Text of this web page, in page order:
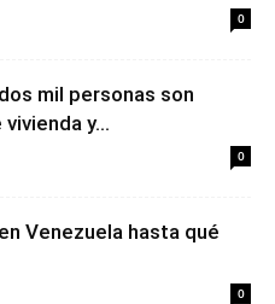
0
mil personas son
y...
0
Venezuela hasta qué
0